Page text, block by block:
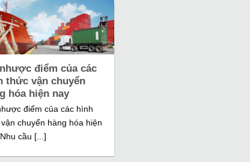
điểm của các
thức vận chuyển
hóa hiện nay
điểm của các hình
chuyển hàng hóa hiện
cầu [...]